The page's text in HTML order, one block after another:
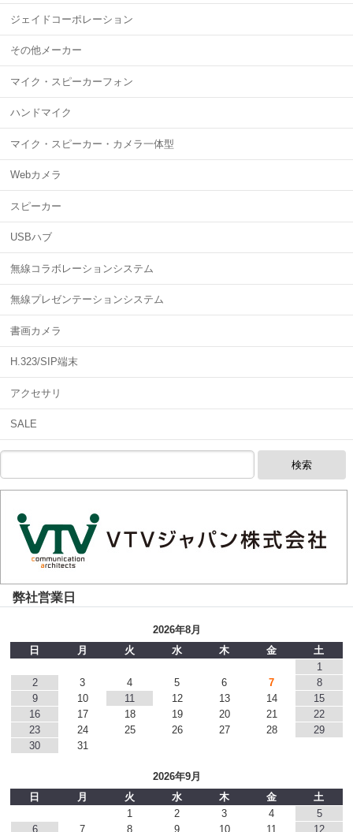
ジェイドコーポレーション
その他メーカー
マイク・スピーカーフォン
ハンドマイク
マイク・スピーカー・カメラ一体型
Webカメラ
スピーカー
USBハブ
無線コラボレーションシステム
無線プレゼンテーションシステム
書画カメラ
H.323/SIP端末
アクセサリ
SALE
検索
弊社営業日
2026年8月
日
月 火 水 木 金
土
1
2
3 4 5 6 7
8
9
10 11 12 13 14
15
16
17 18 19 20 21
22
23
24 25 26 27 28
29
30
31
2026年9月
日
月 火 水 木 金
土
1
2 3 4
5
6
7 8 9 10 11 12